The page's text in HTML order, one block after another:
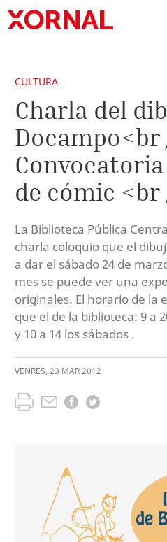
CULTURA
Charla del
Docampo<br
de cómic <br
La Biblioteca Pública
charla coloquio que el
a dar el sábado 24 de
mes se puede ver una
originales. El horario de la
que el de la biblioteca: 9 a
y 10 a 14 los sábados .
VENRES, 23 MAR2012